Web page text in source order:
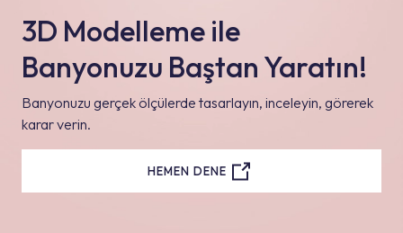
3D Modelleme ile
Banyonuzu Baştan Yaratın!
Banyonuzu gerçek ölçülerde tasarlayın, inceleyin, görerek
karar verin.
HEMEN DENE